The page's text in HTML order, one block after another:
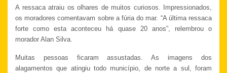
A ressaca atraiu os olhares de muitos curiosos. Impressionados,
os moradores comentavam sobre a fúria do mar. “A última ressaca
forte como esta aconteceu há quase 20 anos”, relembrou o
morador Alan Silva.
Muitas pessoas ficaram assustadas. As imagens dos
alagamentos que atingiu todo município, de norte a sul, foram